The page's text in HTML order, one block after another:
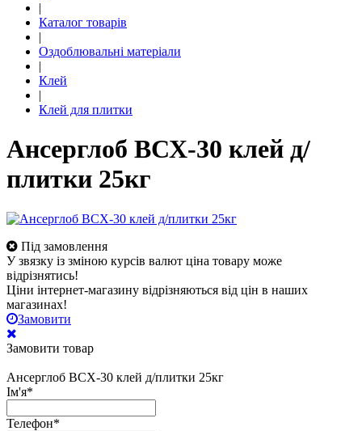
|
Каталог товарів
|
Оздоблювальні матеріали
|
Клей
|
Клей для плитки
Ансерглоб ВСХ-30 клей д/
плитки 25кг
Під замовлення
У звязку із зміною курсів валют ціна товару може
відрізнятись!
Ціни інтернет-магазину відрізняються від цін в наших
магазинах!
Замовити
Замовити товар
Ансерглоб ВСХ-30 клей д/плитки 25кг
Ім'я*
Телефон*